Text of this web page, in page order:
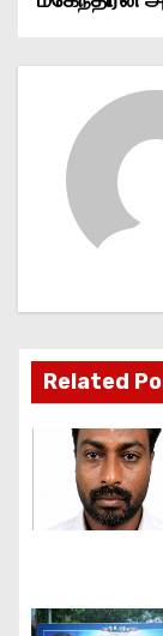
a
n
Related